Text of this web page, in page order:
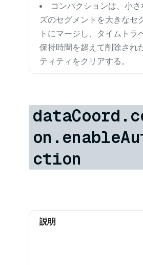
コンパクションは、小さ
ズのセグメントを大きなセ
トにマージし、タイムトラ
保持時間を超えて削除され
ティティをクリアする。
ction
説明